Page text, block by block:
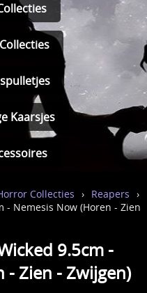
Kaarsjes
Collecties › Reapers ›
- Nemesis Now (Horen - Zien
9.5cm -
- Zien - Zwijgen)